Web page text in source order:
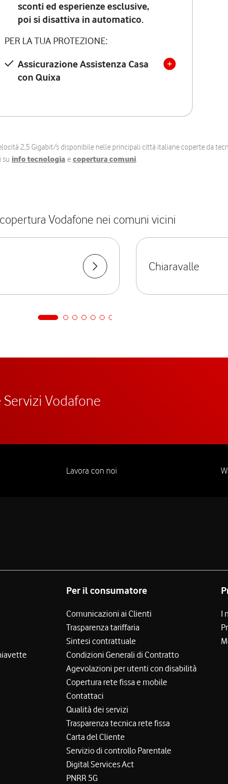
sconti ed esperienze esclusive,
poi si disattiva in automatico.
PER LA TUA PROTEZIONE:
Assicurazione Assistenza Casa
con Quixa
2,5 Gigabit/s disponibile nelle principali città italiane coperte da
su info tecnologia e copertura comuni.
Vodafone nei comuni vicini
Chiaravalle
Vodafone
Lavora con noi
Per il consumatore
Comunicazioni ai Clienti
Trasparenza tariffaria
Sintesi contrattuale
Condizioni Generali di Contratto
Agevolazioni per utenti con disabilità
Copertura rete fissa e mobile
Contattaci
Qualità dei servizi
Trasparenza tecnica rete fissa
Carta del Cliente
Servizio di controllo Parentale
Digital Services Act
PNRR 5G
I